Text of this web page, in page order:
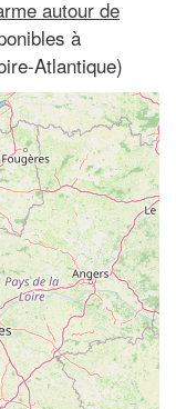
autour de
à
Atlantique)